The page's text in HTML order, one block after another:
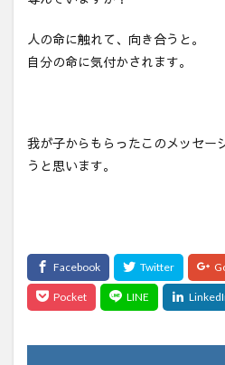
人の命に触れて、向き合うと。
自分の命に気付かされます。
我が子からもらったこのメッセー
うと思います。